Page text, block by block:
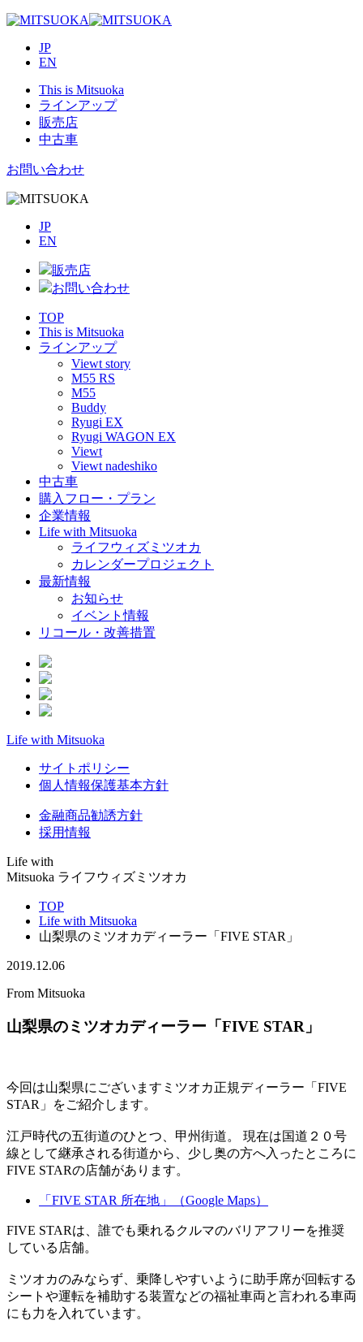
JP
EN
This is Mitsuoka
ラインアップ
販売店
中古車
お問い合わせ
JP
EN
販売店
お問い合わせ
TOP
This is Mitsuoka
ラインアップ
Viewt story
M55 RS
M55
Buddy
Ryugi EX
Ryugi WAGON EX
Viewt
Viewt nadeshiko
中古車
購入フロー・プラン
企業情報
Life with Mitsuoka
ライフウィズミツオカ
カレンダープロジェクト
最新情報
お知らせ
イベント情報
リコール・改善措置
Life with Mitsuoka
サイトポリシー
個人情報保護基本方針
金融商品勧誘方針
採用情報
Life with
Mitsuoka ライフウィズミツオカ
TOP
Life with Mitsuoka
山梨県のミツオカディーラー「FIVE STAR」
2019.12.06
From Mitsuoka
山梨県のミツオカディーラー「FIVE STAR」
今回は山梨県にございますミツオカ正規ディーラー「FIVE
STAR」をご紹介します。
江戸時代の五街道のひとつ、甲州街道。 現在は国道２０号
線として継承される街道から、少し奥の方へ入ったところに
FIVE STARの店舗があります。
「FIVE STAR 所在地」（Google Maps）
FIVE STARは、誰でも乗れるクルマのバリアフリーを推奨
している店舗。
ミツオカのみならず、乗降しやすいように助手席が回転する
シートや運転を補助する装置などの福祉車両と言われる車両
にも力を入れています。